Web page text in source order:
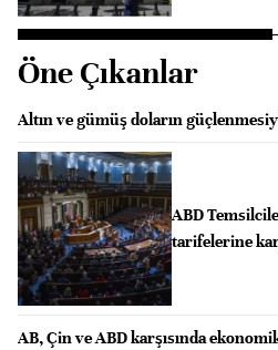
Öne Çıkanlar
Altın ve gümüş doların
ABD
tarifelerine
AB, Çin ve ABD karşısında